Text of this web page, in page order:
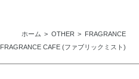
ホーム OTHER
FRAGRANCE
FRAGRANCE CAFE (ファブリックミスト)